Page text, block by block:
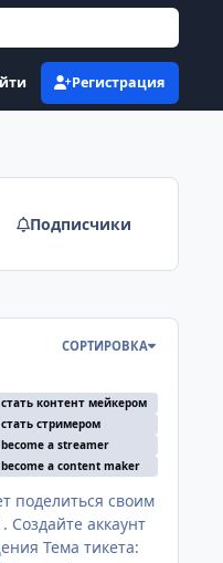
Регистрация
Подписчики
СОРТИРОВКА
стать контент мейкером
стать стримером
become a streamer
become a content maker
поделиться своим